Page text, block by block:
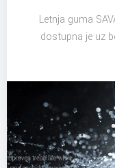
Letnja guma
dostupna je uz